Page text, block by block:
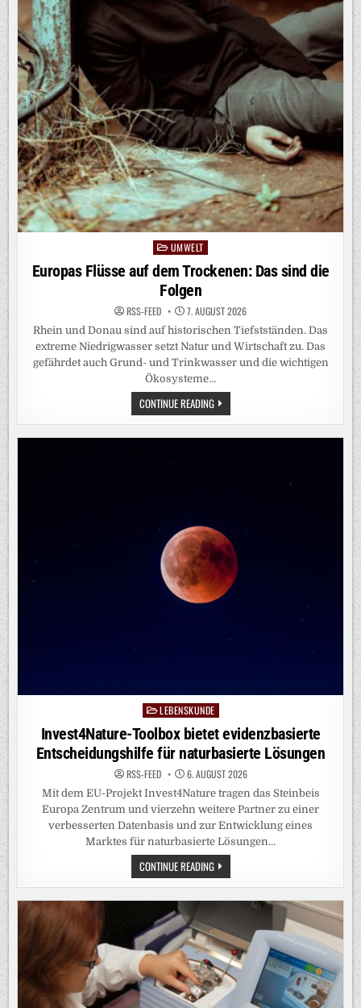
Posted
in
UMWELT
Europas Flüsse auf dem Trockenen: Das sind die
Folgen
RSS-FEED 7. AUGUST 2026
Rhein und Donau sind auf historischen Tiefstständen. Das
extreme Niedrigwasser setzt Natur und Wirtschaft zu. Das
gefährdet auch Grund- und Trinkwasser und die wichtigen
Ökosysteme…
CONTINUE READINGEUROPAS
FLÜSSE
AUF
PostedLEBENSKUNDE
Invest4Nature-Toolbox bietet evidenzbasierte
Entscheidungshilfe für naturbasierte Lösungen
RSS-FEED 6. AUGUST 2026
Mit dem EU-Projekt Invest4Nature tragen das Steinbeis
Europa Zentrum und vierzehn weitere Partner zu einer
verbesserten Datenbasis und zur Entwicklung eines
Marktes für naturbasierte Lösungen…
CONTINUE READINGINVEST4NATURE-
TOOLBOX
BIETET
ENTSCHEIDUNGSHILFE
NATURBASIERTE
LÖSUNGEN